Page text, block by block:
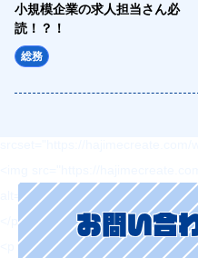
小規模企業の求人担当さん必
読！？！
総務
お問い合
<source type="image/webp"
srcset="https://
<source media="(max-width:
srcset="https://
alt="コンサルティング"
</picture>
<p class="topNav-txt1 topNav-